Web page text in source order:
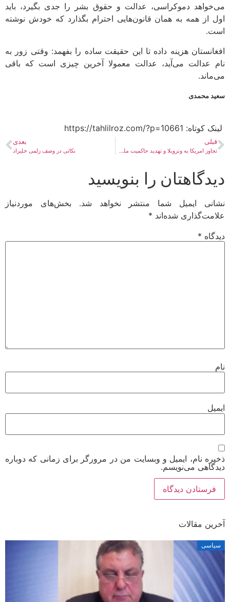
می‌خواهد دموکراسی، عدالت و حقوق بشر را جدی بگیرد، باید
اول از همه به همان قانون‌هایی احترام بگذارد که خودش نوشته
است.
افغانستان هزینه داده تا این حقیقت ساده را بفهمد: وقتی زور به
نام عدالت می‌آید، عدالت معمولا آخرین چیزی است که باقی
می‌ماند.
سعید محمدی
لینک کوتاه:​ https://tahlilroz.com/?p=10661
قبلی
تجاوز امریکا به ونزویلا و تهدید حاکمیت ملت‌ها
بعدی
نکاتی در وصف زلمی خلیزاد
دیدگاهتان را بنویسید
نشانی ایمیل شما منتشر نخواهد شد.
بخش‌های موردنیاز
علامت‌گذاری شده‌اند *
دیدگاه *
نام
ایمیل
ذخیره نام، ایمیل و وبسایت من در مرورگر برای زمانی که دوباره
دیدگاهی می‌نویسم.
آخرین مقالات
سیاسی